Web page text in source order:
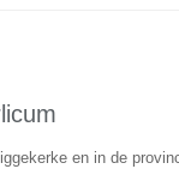
en in de